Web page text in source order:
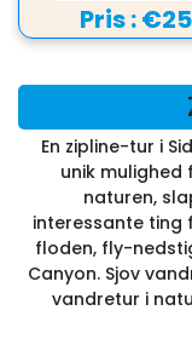
Pris :€25
En zipline-tur i
unik
naturen,
interessante ting
floden, fly-
Canyon. Sjov
vandretur i